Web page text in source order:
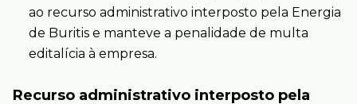
ao recurso administrativo interposto pela Energia
de Buritis e manteve a penalidade de multa
editalícia à empresa.
Recurso administrativo interposto pela